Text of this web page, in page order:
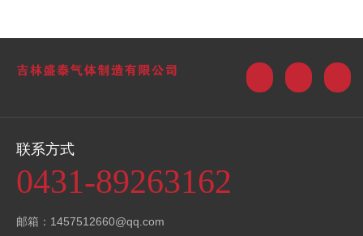
联系方式
0431-89263162
邮箱：1457512660@qq.com